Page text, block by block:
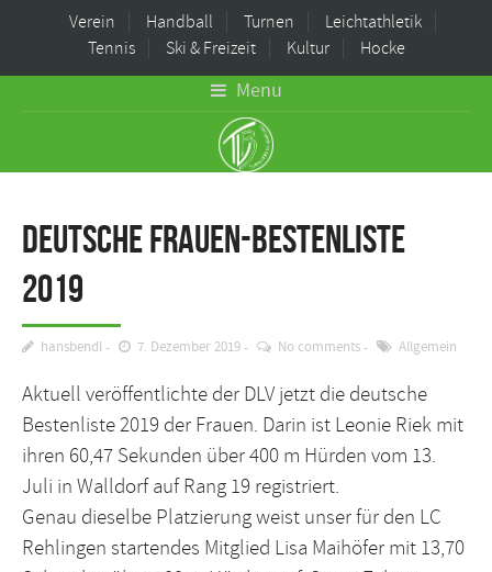
Verein Handball Turnen
Leichtathletik
Tennis
Ski & Freizeit Kultur Hocke
Menu
Deutsche Frauen-Bestenliste
2019
hansbendl 7. Dezember 2019 No comments Allgemein
Aktuell veröffentlichte der DLV jetzt die deutsche
Bestenliste 2019 der Frauen. Darin ist Leonie Riek mit
ihren 60,47 Sekunden über 400 m Hürden vom 13.
Juli in Walldorf auf Rang 19 registriert.
Genau dieselbe Platzierung weist unser für den LC
Rehlingen startendes Mitglied Lisa Maihöfer mit 13,70